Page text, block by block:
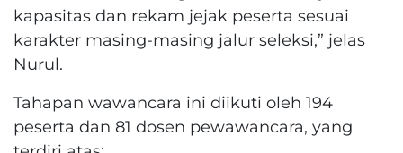
kapasitas dan rekam jejak peserta sesuai
karakter masing-masing jalur seleksi,” jelas
Nurul.
Tahapan wawancara ini diikuti oleh 194
peserta dan 81 dosen pewawancara, yang